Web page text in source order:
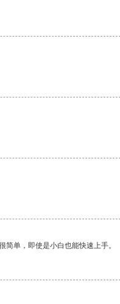
单，即使是小白也能快速上手。